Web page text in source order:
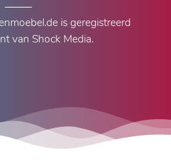
is geregistreerd
van Shock Media.